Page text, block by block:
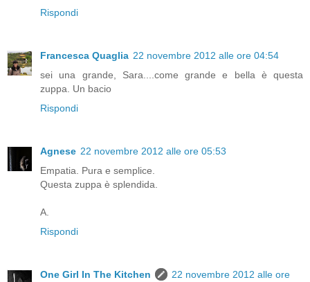
Rispondi
Francesca Quaglia 22 novembre 2012 alle ore 04:54
sei una grande, Sara....come grande e bella è questa
zuppa. Un bacio
Rispondi
Agnese 22 novembre 2012 alle ore 05:53
Empatia. Pura e semplice.
Questa zuppa è splendida.
A.
Rispondi
One Girl In The Kitchen
22 novembre 2012 alle ore